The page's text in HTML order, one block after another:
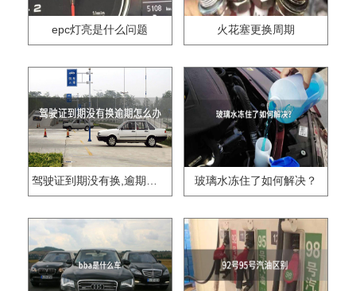
epc灯亮是什么问题 火花塞更换周期
驾驶证到期没有换,逾期怎么办?? 玻璃水冻住了如何解决？